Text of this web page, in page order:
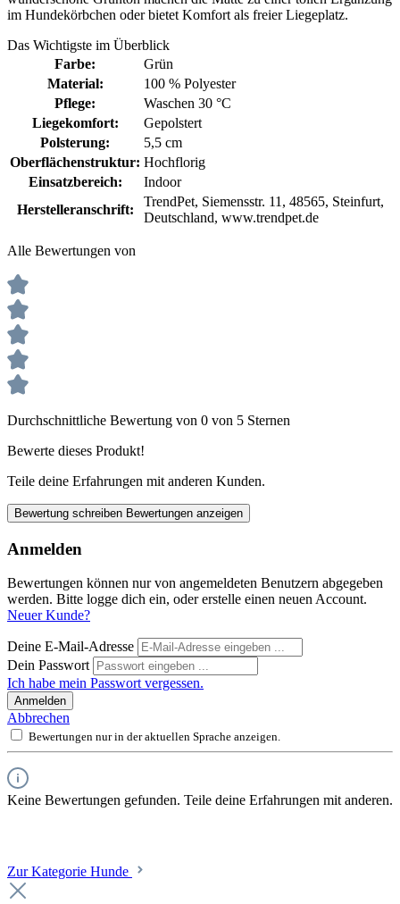
im Hundekörbchen oder bietet Komfort als freier Liegeplatz.
Das Wichtigste im Überblick
Farbe:
Grün
Material:
100 % Polyester
Pflege:
Waschen 30 °C
Liegekomfort:
Gepolstert
Polsterung:
5,5 cm
Oberflächenstruktur: Hochflorig
Einsatzbereich:
Indoor
Herstelleranschrift:
TrendPet, Siemensstr. 11, 48565, Steinfurt,
Deutschland, www.trendpet.de
Alle Bewertungen von
Durchschnittliche Bewertung von 0 von 5 Sternen
Bewerte dieses Produkt!
Teile deine Erfahrungen mit anderen Kunden.
Bewertung schreiben Bewertungen anzeigen
Anmelden
Bewertungen können nur von angemeldeten Benutzern abgegeben
werden. Bitte logge dich ein, oder erstelle einen neuen Account.
Neuer Kunde?
Deine E-Mail-Adresse
Dein Passwort
Ich habe mein Passwort vergessen.
Anmelden
Abbrechen
Bewertungen nur in der aktuellen Sprache anzeigen.
Keine Bewertungen gefunden. Teile deine Erfahrungen mit anderen.
Zur Kategorie Hunde